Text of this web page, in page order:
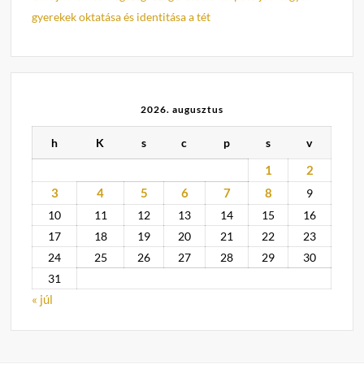
gyerekek oktatása és identitása a tét
2026. augusztus
h K s c p s v
1
2
3
4 5 6 7 8
9
10
11 12 13 14 15
16
17
18 19 20 21 22
23
24
25 26 27 28 29
30
31
« júl